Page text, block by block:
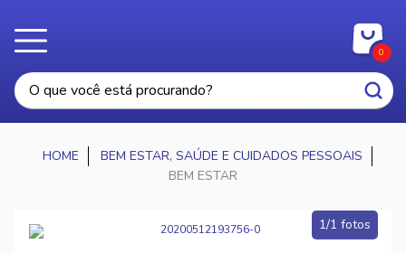
0
BEM ESTAR, SAÚDE E CUIDADOS PESSOAIS
BEM ESTAR
1/1 fotos